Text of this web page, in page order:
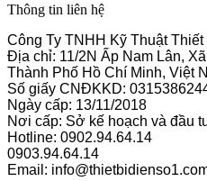
Thông tin liên hệ
Công Ty TNHH Kỹ Thuật
Địa chỉ: 11/2N Ấp Nam Lân,
Thành Phố Hồ Chí Minh, Việt
Số giấy CNĐKKD:
Ngày cấp: 13/11/2018
Nơi cấp: Sở kế hoạch và đầu
Hotline: 0902.94.64.14
0903.94.64.14
Email: